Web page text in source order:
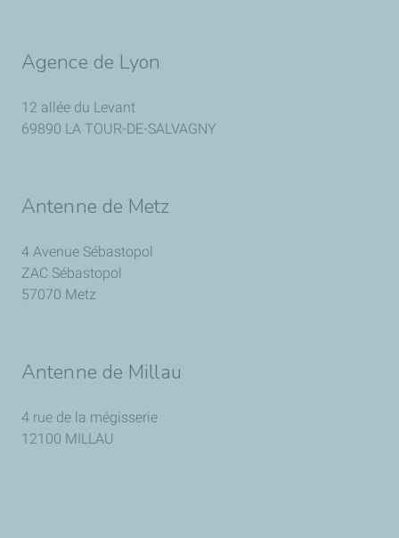
Agence de Lyon
12 allée du Levant
69890 LA TOUR-DE-SALVAGNY
Antenne de Metz
4 Avenue Sébastopol
ZAC Sébastopol
57070 Metz
Antenne de Millau
4 rue de la mégisserie
12100 MILLAU